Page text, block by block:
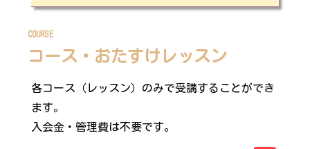
COURSE
コース・おたすけレッスン
各コース（レッスン）のみで受講することができ
ます。
入会金・管理費は不要です。